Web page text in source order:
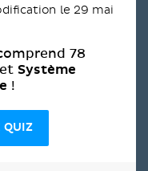
le 29 mai
78
Système
!
QUIZ